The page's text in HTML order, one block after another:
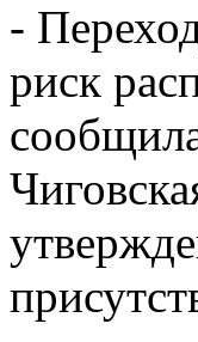
-
риск